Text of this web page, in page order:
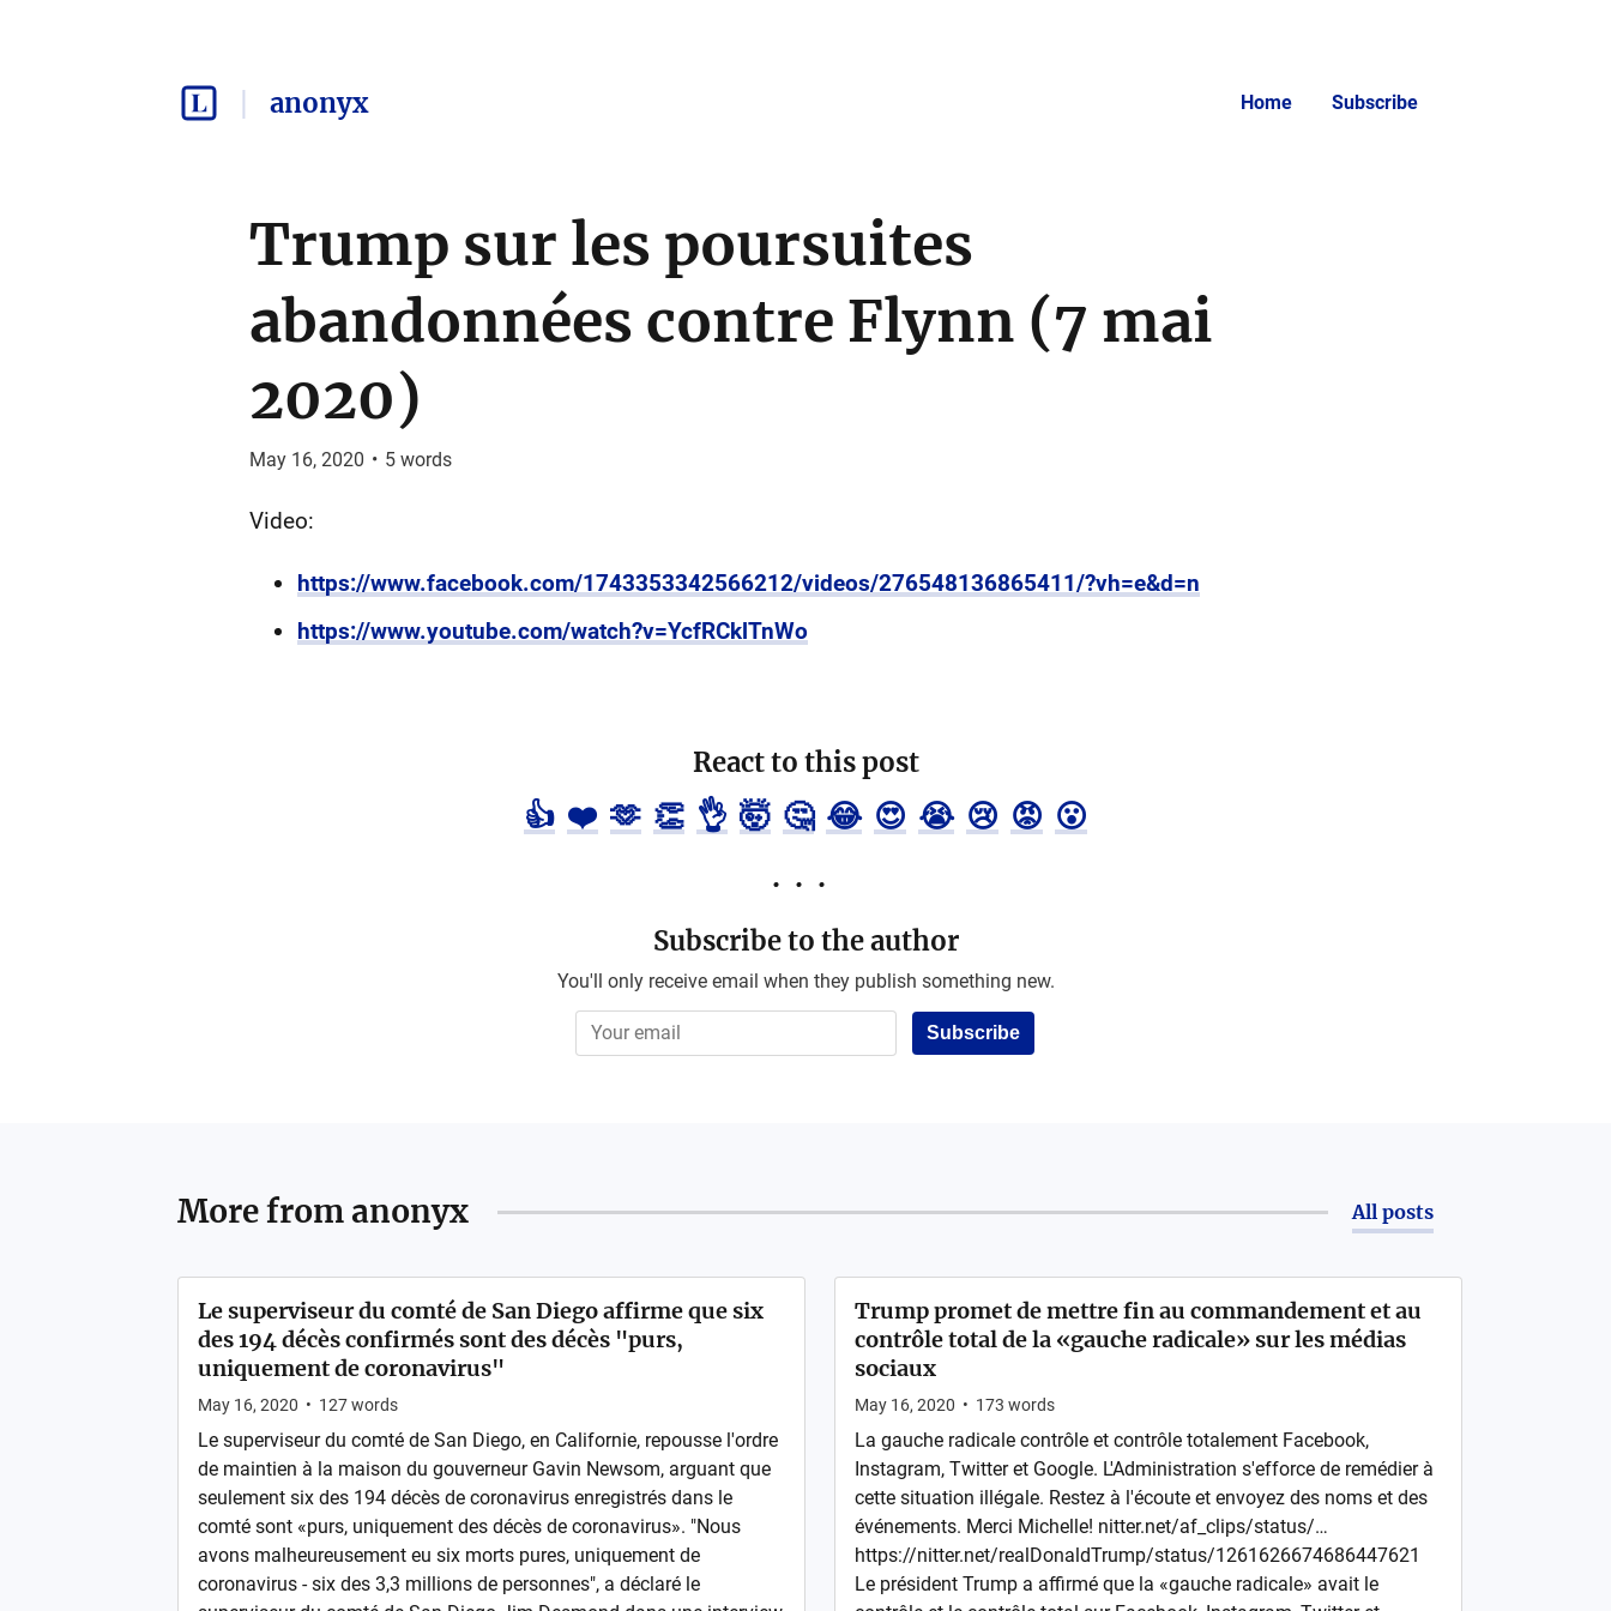
anonyx Home Subscribe
Trump sur les poursuites
abandonnées contre Flynn (7 mai
2020)
May 16, 2020 • 5words
Video:
https://www.facebook.com/1743353342566212/videos/276548136865411/?vh=e&d=n
https://www.youtube.com/watch?v=YcfRCklTnWo
React to this post
👍 ❤️ 🫶 👏 👌 🤯 🤔 😂 😍 😭 😢 😡 😮
Subscribe to the author
You'll only receive email when they publish something new.
Subscribe
More from anonyx All posts
Le superviseur du comté de San Diego affirme que six
des 194 décès confirmés sont des décès "purs,
uniquement de coronavirus"
May 16, 2020 • 127words
Le superviseur du comté de San Diego, en Californie, repousse l'ordre
de maintien à la maison du gouverneur Gavin Newsom, arguant que
seulement six des 194 décès de coronavirus enregistrés dans le
comté sont «purs, uniquement des décès de coronavirus». "Nous
avons malheureusement eu six morts pures, uniquement de
coronavirus - six des 3,3 millions de personnes", a déclaré le
Trump promet de mettre fin au commandement et au
contrôle total de la «gauche radicale» sur les médias
sociaux
May 16, 2020 • 173 words
La gauche radicale contrôle et contrôle totalement Facebook,
Instagram, Twitter et Google. L'Administration s'efforce de remédier à
cette situation illégale. Restez à l'écoute et envoyez des noms et des
événements. Merci Michelle! nitter.net/af_clips/status/…
https://nitter.net/realDonaldTrump/status/1261626674686447621
Le président Trump a affirmé que la «gauche radicale» avait le